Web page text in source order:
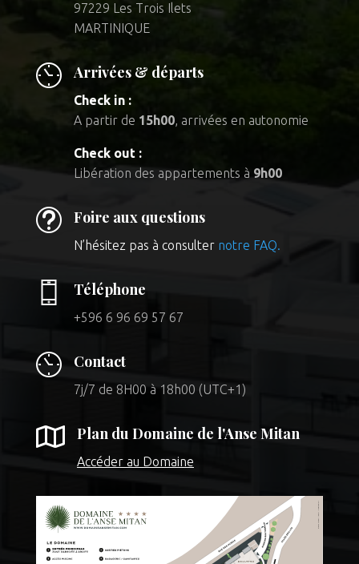
97229 Les Trois Ilets
MARTINIQUE
Arrivées & départs
Check in :
A partir de 15h00, arrivées en autonomie
Check out :
Libération des appartements à 9h00
t Foire aux questions
N’hésitez pas à consulter notre FAQ.
Téléphone
+596 6 96 69 57 67
Contact
7j/7 de 8H00 à 18h00 (UTC+1)
 Plan du Domaine de l'Anse Mitan
Accéder au Domaine